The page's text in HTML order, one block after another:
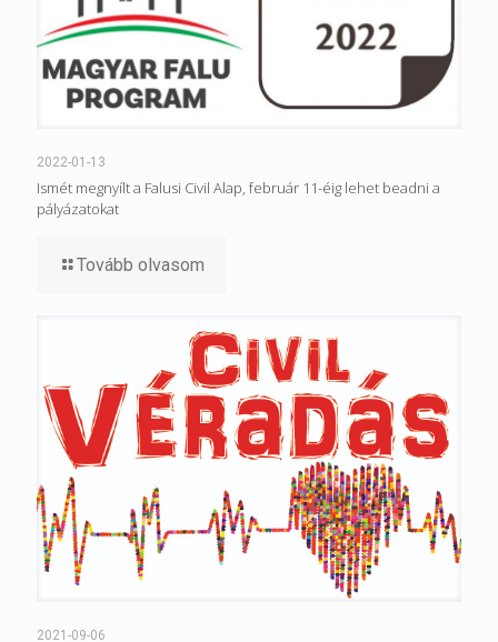
2022-01-13
Ismét megnyílt a Falusi Civil Alap, február 11-éig lehet beadni a
pályázatokat
Tovább olvasom
2021-09-06